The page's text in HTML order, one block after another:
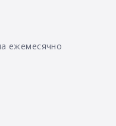
ежемесячно